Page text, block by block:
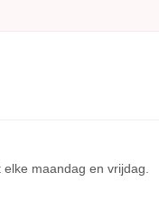
maandag en vrijdag.